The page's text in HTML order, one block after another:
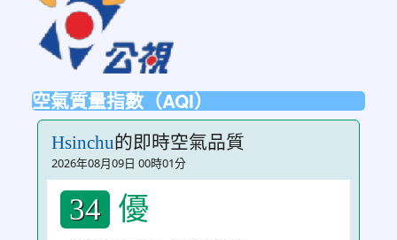
空氣質量指數（AQI）
Hsinchu的即時空氣品質
2026年08月09日 00時01分
34 優